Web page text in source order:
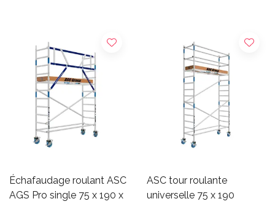
Échafaudage roulant ASC
AGS Pro single 75 x 190 x
ASC tour roulante
universelle 75 x 190